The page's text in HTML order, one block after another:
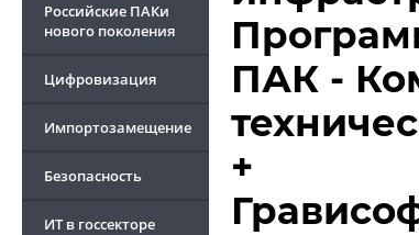
Российские ПАКи
нового поколения
Цифровизация
Импортозамещение
Безопасность
ИТ в госсекторе
ПАК -
+